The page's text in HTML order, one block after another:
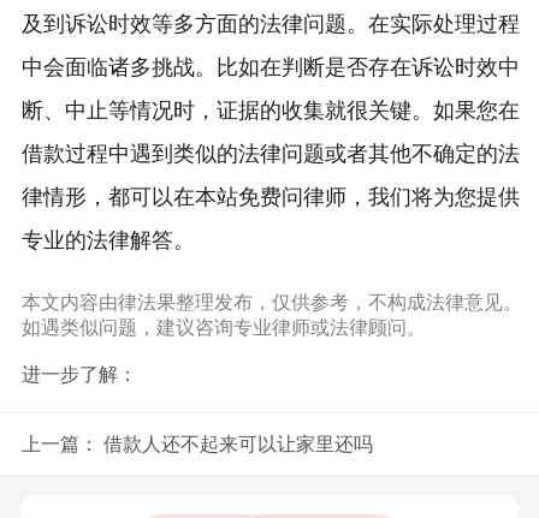
及到诉讼时效等多方面的法律问题。在实际处理过程
中会面临诸多挑战。比如在判断是否存在诉讼时效中
断、中止等情况时，证据的收集就很关键。如果您在
借款过程中遇到类似的法律问题或者其他不确定的法
律情形，都可以在本站免费问律师，我们将为您提供
专业的法律解答。
本文内容由律法果整理发布，仅供参考，不构成法律意见。
如遇类似问题，建议咨询专业律师或法律顾问。
进一步了解：
上一篇： 借款人还不起来可以让家里还吗